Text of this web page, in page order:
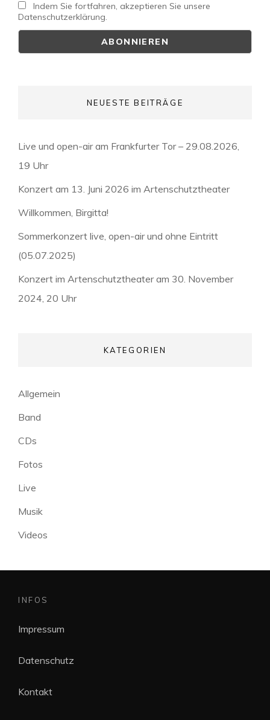
Indem Sie fortfahren, akzeptieren Sie unsere
Datenschutzerklärung.
NEUESTE BEITRÄGE
Live und open-air am Frankfurter Tor – 29.08.2026,
19 Uhr
Konzert am 13. Juni 2026 im Artenschutztheater
Willkommen, Birgitta!
Sommerkonzert live, open-air und ohne Eintritt
(05.07.2025)
Konzert im Artenschutztheater am 30. November
2024, 20 Uhr
KATEGORIEN
Allgemein
Band
CDs
Fotos
Live
Musik
Videos
INFOS
Impressum
Datenschutz
Kontakt